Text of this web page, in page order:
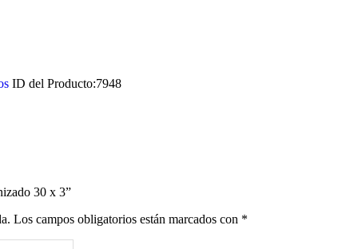
ID del Producto:7948
30 x 3”
Los campos obligatorios están marcados con *